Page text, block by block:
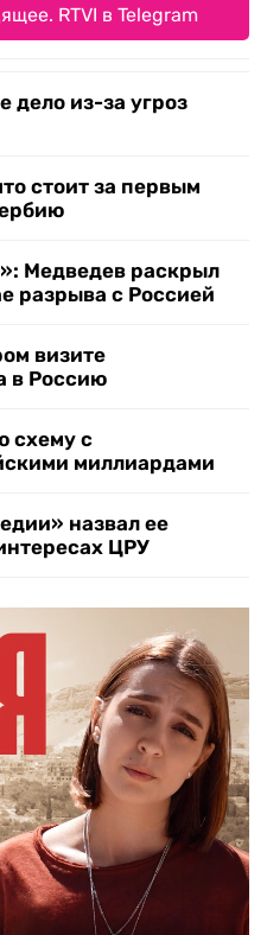
RTVI в Telegram
дело из-за угроз
стоит за первым
Медведев раскрыл
разрыва с Россией
визите
в Россию
схему с
миллиардами
назвал ее
ЦРУ